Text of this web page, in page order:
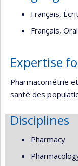
Français,
Français, Oral
Expertise
Pharmacométrie
santé des
Disciplines
Pharmacy